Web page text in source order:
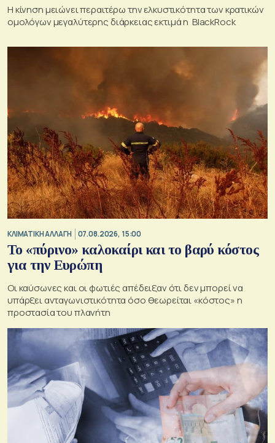
Η κίνηση μειώνει περαιτέρω την ελκυστικότητα των κρατικών
ομολόγων μεγαλύτερης διάρκειας εκτιμά η BlackRock
ΚΛΙΜΑΤΙΚΗ ΑΛΛΑΓΗ 07.08.2026, 15:00
Το «πύρινο» καλοκαίρι και το βαρύ κόστος
για την Ευρώπη
Οι καύσωνες και οι φωτιές απέδειξαν ότι δεν μπορεί να
υπάρξει ανταγωνιστικότητα όσο θεωρείται «κόστος» η
προστασία του πλανήτη